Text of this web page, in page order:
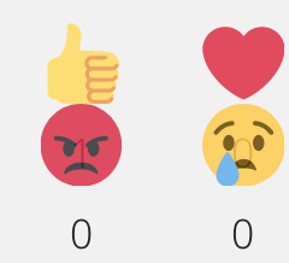
Палец
вверх!
1
Лайк!
0
Агрессия!
0
Грусть
:(
0